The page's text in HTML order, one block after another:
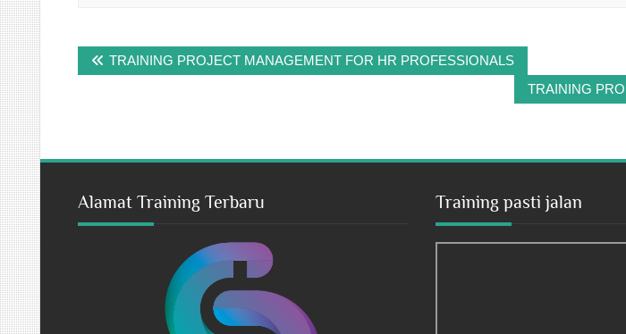
Post
navigation
TRAINING PROJECT MANAGEMENT FOR HR PROFESSIONALS
TRAINING
Alamat Training Terbaru Training pasti jalan